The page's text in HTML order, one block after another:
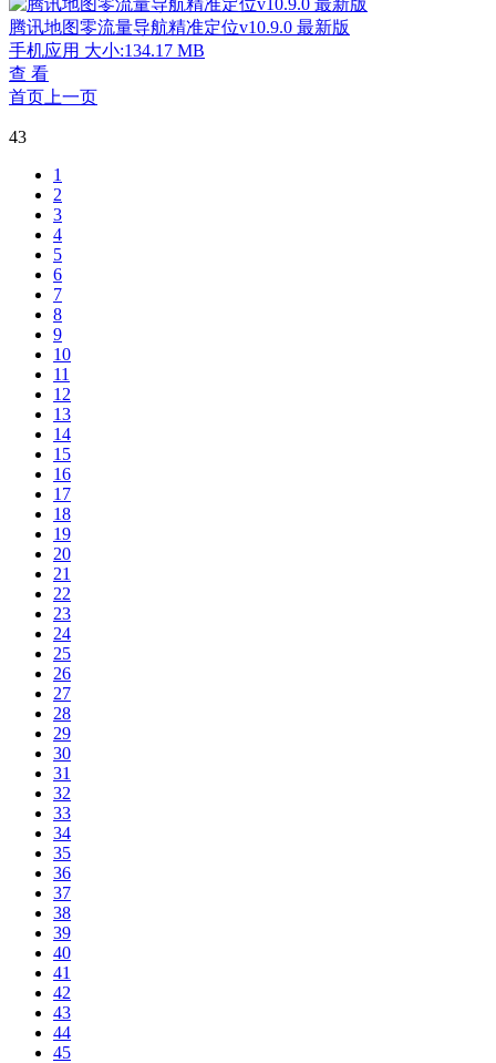
腾讯地图零流量导航精准定位v10.9.0 最新版
手机应用 大小:134.17 MB
查 看
首页 上一页
43
1
2
3
4
5
6
7
8
9
10
11
12
13
14
15
16
17
18
19
20
21
22
23
24
25
26
27
28
29
30
31
32
33
34
35
36
37
38
39
40
41
42
43
44
45